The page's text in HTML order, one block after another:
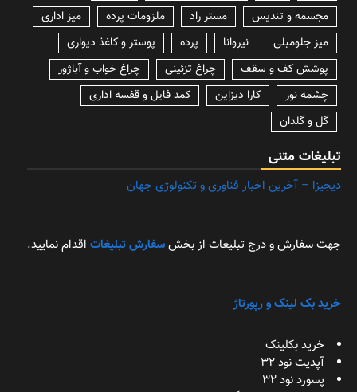
مجسمه و تندیس
مستر راد ملزومات پرده
میز اداری
میز جلومبلی
نیروانا پرده
پوستر و کاغذ دیواری
پوشش کف و سقف
چراغ تزئینی
چراغ خواب و آباژور
چشمه نور
کارا دیزاین
کمد فایل و قفسه اداری
گل و گلدان
تبلیغات متنی
دیجیزا – آخرین اخبار فناوری و تکنولوژی جهان
جهت سفارش و درج تبلیغات از بخشسفارش تبلیغات اقدام نمایید.
خرید بک لینک و رپورتاژ
خرید بکلینک
آپدیت نود 32
پسورد نود 32